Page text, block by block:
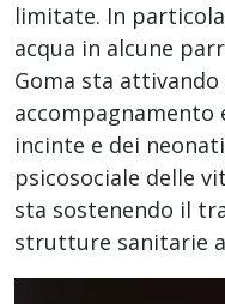
limitate. In
acqua in alcune
Goma sta
accompagnamento
incinte e dei
psicosociale delle
sta sostenendo il
strutture sanitarie